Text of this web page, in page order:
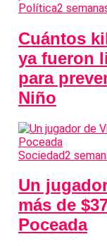
Política2
Cuántos
ya fueron
para
Niño
Sociedad2
Un
más de
Poceada